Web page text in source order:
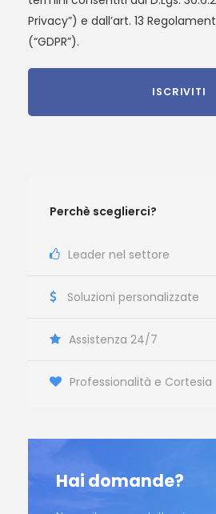
Privacy”) e dall’art. 13
(“GDPR”).
Perchè sceglierci?
Leader nel settore
Soluzioni personalizzate
Assistenza 24/7
Professionalità e Cortesia
Hai domande?